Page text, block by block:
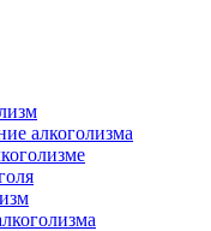
алкоголизма